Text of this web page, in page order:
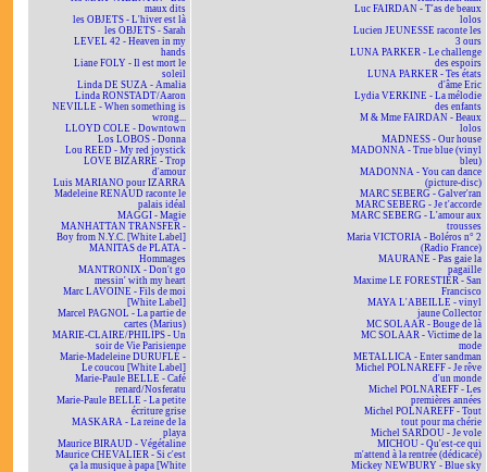
maux dits
les OBJETS - L'hiver est là
les OBJETS - Sarah
LEVEL 42 - Heaven in my
hands
Liane FOLY - Il est mort le
soleil
Linda DE SUZA - Amalia
Linda RONSTADT/Aaron
NEVILLE - When something is
wrong...
LLOYD COLE - Downtown
Los LOBOS - Donna
Lou REED - My red joystick
LOVE BIZARRE - Trop
d'amour
Luis MARIANO pour IZARRA
Madeleine RENAUD raconte le
palais idéal
MAGGI - Magie
MANHATTAN TRANSFER -
Boy from N.Y.C. [White Label]
MANITAS de PLATA -
Hommages
MANTRONIX - Don't go
messin' with my heart
Marc LAVOINE - Fils de moi
[White Label]
Marcel PAGNOL - La partie de
cartes (Marius)
MARIE-CLAIRE/PHILIPS - Un
soir de Vie Parisienne
Marie-Madeleine DURUFLÉ -
Le coucou [White Label]
Marie-Paule BELLE - Café
renard/Nosferatu
Marie-Paule BELLE - La petite
écriture grise
MASKARA - La reine de la
playa
Maurice BIRAUD - Végétaline
Maurice CHEVALIER - Si c'est
ça la musique à papa [White
Luc FAIRDAN - T'as de beaux
lolos
Lucien JEUNESSE raconte les
3 ours
LUNA PARKER - Le challenge
des espoirs
LUNA PARKER - Tes états
d'âme Eric
Lydia VERKINE - La mélodie
des enfants
M & Mme FAIRDAN - Beaux
lolos
MADNESS - Our house
MADONNA - True blue (vinyl
bleu)
MADONNA - You can dance
(picture-disc)
MARC SEBERG - Galver'ran
MARC SEBERG - Je t'accorde
MARC SEBERG - L'amour aux
trousses
Maria VICTORIA - Boléros n° 2
(Radio France)
MAURANE - Pas gaie la
pagaille
Maxime LE FORESTIER - San
Francisco
MAYA L'ABEILLE - vinyl
jaune Collector
MC SOLAAR - Bouge de là
MC SOLAAR - Victime de la
mode
METALLICA - Enter sandman
Michel POLNAREFF - Je rêve
d'un monde
Michel POLNAREFF - Les
premières années
Michel POLNAREFF - Tout
tout pour ma chérie
Michel SARDOU - Je vole
MICHOU - Qu'est-ce qui
m'attend à la rentrée (dédicacé)
Mickey NEWBURY - Blue sky